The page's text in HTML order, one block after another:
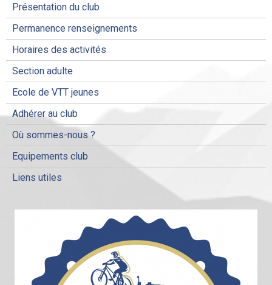
Présentation du club
Permanence renseignements
Horaires des activités
Section adulte
Ecole de VTT jeunes
Adhérer au club
Où sommes-nous ?
Equipements club
Liens utiles